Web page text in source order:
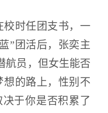
校时任团支书，一
”团活后，张奕主
航员，但女生能否
想的路上，性别不
决于你是否积累了